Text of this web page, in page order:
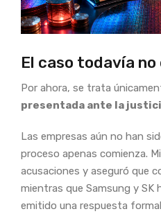
El caso todavía
Por ahora, se trata
presentada ante la
Las empresas aún no han
proceso apenas comienza.
acusaciones y aseguró que
mientras que Samsung y SK
emitido una respuesta